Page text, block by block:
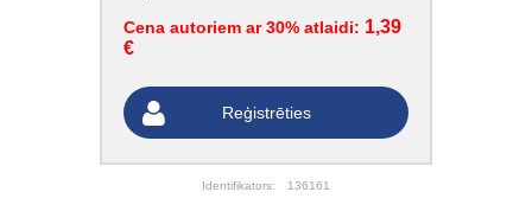
Cena autoriem ar 30% atlaidi: 1,39
€
Reģistrēties
Identifikators: 136161